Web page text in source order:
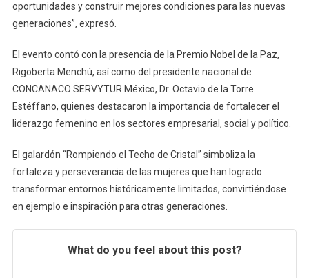
oportunidades y construir mejores condiciones para las nuevas
generaciones”, expresó.
El evento contó con la presencia de la Premio Nobel de la Paz,
Rigoberta Menchú, así como del presidente nacional de
CONCANACO SERVYTUR México, Dr. Octavio de la Torre
Estéffano, quienes destacaron la importancia de fortalecer el
liderazgo femenino en los sectores empresarial, social y político.
El galardón “Rompiendo el Techo de Cristal” simboliza la
fortaleza y perseverancia de las mujeres que han logrado
transformar entornos históricamente limitados, convirtiéndose
en ejemplo e inspiración para otras generaciones.
What do you feel about this post?